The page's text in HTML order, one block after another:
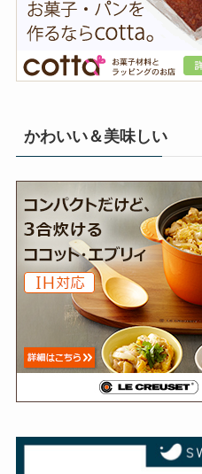
かわいい＆美味しい